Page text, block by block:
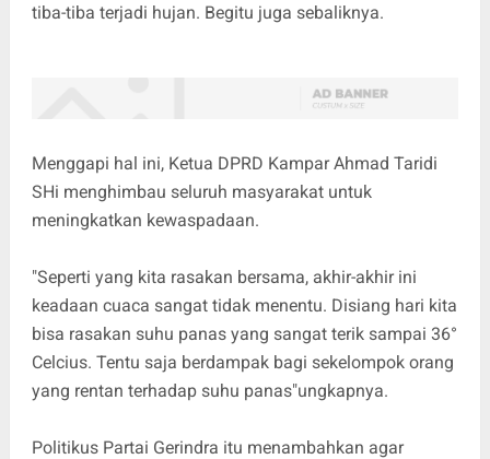
tiba-tiba terjadi hujan. Begitu juga sebaliknya.
Menggapi hal ini, Ketua DPRD Kampar Ahmad Taridi
SHi menghimbau seluruh masyarakat untuk
meningkatkan kewaspadaan.
"Seperti yang kita rasakan bersama, akhir-akhir ini
keadaan cuaca sangat tidak menentu. Disiang hari kita
bisa rasakan suhu panas yang sangat terik sampai 36°
Celcius. Tentu saja berdampak bagi sekelompok orang
yang rentan terhadap suhu panas"ungkapnya.
Politikus Partai Gerindra itu menambahkan agar